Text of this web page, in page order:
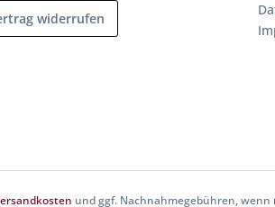
widerrufen
und ggf. Nachnahmegebühren,